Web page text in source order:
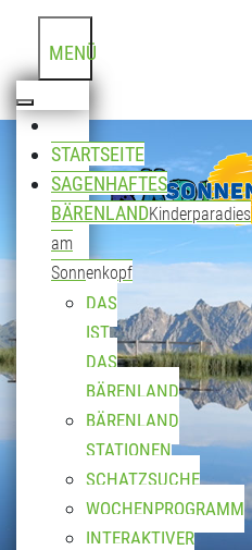
MENÜ
STARTSEITE
SAGENHAFTES
BÄRENLANDKinderparadies
am
Sonnenkopf
DAS
IST
DAS
BÄRENLAND
BÄRENLAND
STATIONEN
SCHATZSUCHE
WOCHENPROGRAMM
INTERAKTIVER